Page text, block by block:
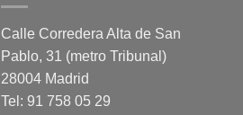
Calle Corredera Alta de San
Pablo, 31 (metro Tribunal)
28004 Madrid
Tel: 91 758 05 29